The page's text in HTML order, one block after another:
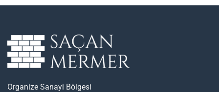
Organize Sanayi Bölgesi